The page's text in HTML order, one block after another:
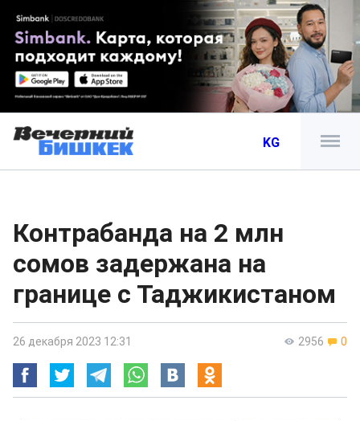
KG
Контрабанда на 2 млн
сомов задержана на
границе с Таджикистаном
2956 0
26 декабря 2023 12:31